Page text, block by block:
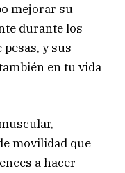
mejorar su
durante los
y sus
en tu vida
movilidad que
a hacer